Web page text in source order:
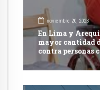
noviembre 20, 2023
En Lima y
mayor cantidad
contra personas